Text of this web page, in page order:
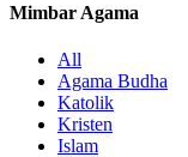
Mimbar Agama
All
Agama Budha
Katolik
Kristen
Islam